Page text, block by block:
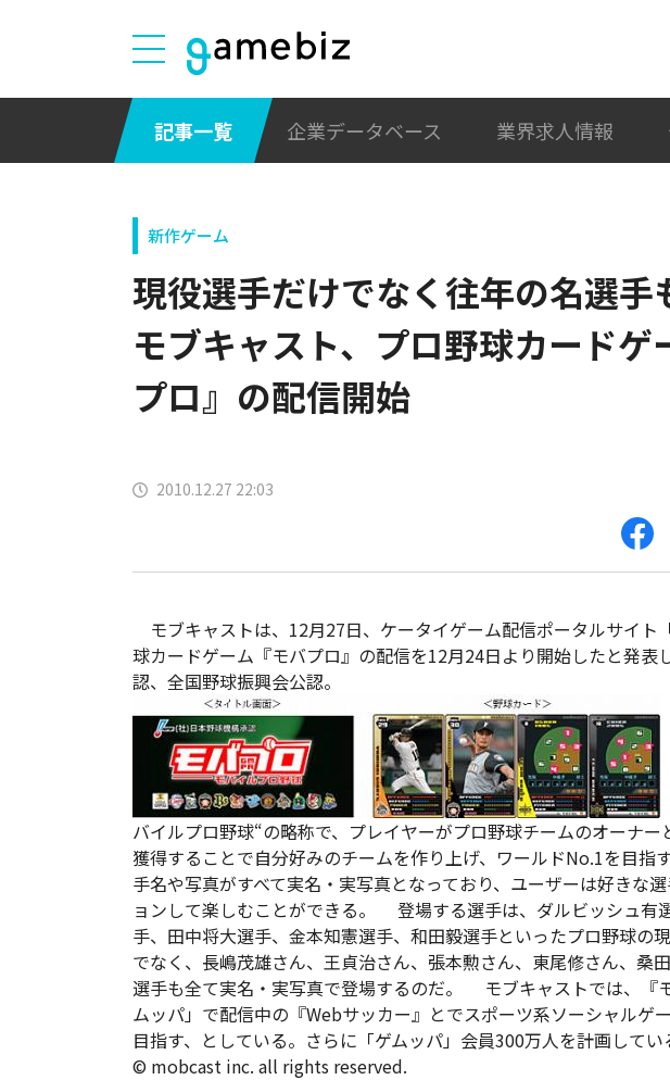
記事一覧 企業データベース 業界求人情報
新作ゲーム
現役選手だけでなく往年の名選
モブキャスト、プロ野球カードゲ
プロ』の配信開始
2010.12.27 22:03
モブキャストは、12月27日、ケータイゲーム配信ポータルサイト
球カードゲーム『モバプロ』の配信を12月24日より開始したと発表
認、全国野球振興会公認。
バイルプロ野球“の略称で、プレイヤーがプロ野球チームのオーナー
獲得することで自分好みのチームを作り上げ、ワールドNo.1を目指
手名や写真がすべて実名・実写真となっており、ユーザーは好きな
ョンして楽しむことができる。 登場する選手は、ダルビッシュ有
手、田中将大選手、金本知憲選手、和田毅選手といったプロ野球の
でなく、長嶋茂雄さん、王貞治さん、張本勲さん、東尾修さん、桑
選手も全て実名・実写真で登場するのだ。 モブキャストでは、『
ムッパ」で配信中の『Webサッカー』とでスポーツ系ソーシャルゲ
目指す、としている。さらに「ゲムッパ」会員300万人を計画して
© mobcast inc. all rights reserved.